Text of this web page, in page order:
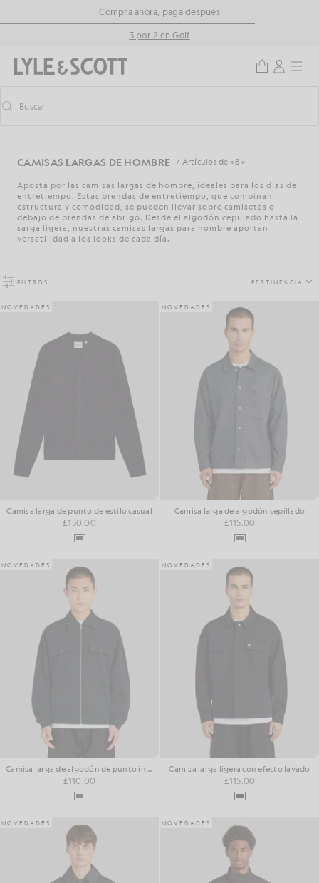
Saltar al contenido principal
Información de accesibilidadCompra ahora, paga después
3 por 2 en Golf
Activar/desactivar la búsqueda predictiva
Buscar
CAMISAS LARGAS DE HOMBRE / Artículos de « 8 »
Apostá por las camisas largas de hombre, ideales para los días de
entretiempo. Estas prendas de entretiempo, que combinan
estructura y comodidad, se pueden llevar sobre camisetas o
debajo de prendas de abrigo. Desde el algodón cepillado hasta la
sarga ligera, nuestras camisas largas para hombre aportan
versatilidad a los looks de cada día.
FILTROS PERTINENCIA
NOVEDADES
Camisa larga de punto de estilo casual
£150.00
NOVEDADES
Camisa larga de algodón cepillado
£115.00
NOVEDADES
Camisa larga de algodón de punto interlock Pique
£110.00
NOVEDADES
Camisa larga ligera con efecto lavado
£115.00
NOVEDADES NOVEDADES